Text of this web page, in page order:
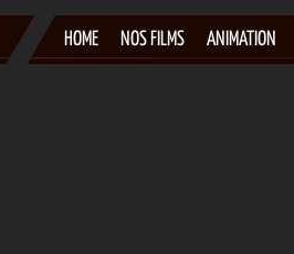
HOME NOS FILMS ANIMATION